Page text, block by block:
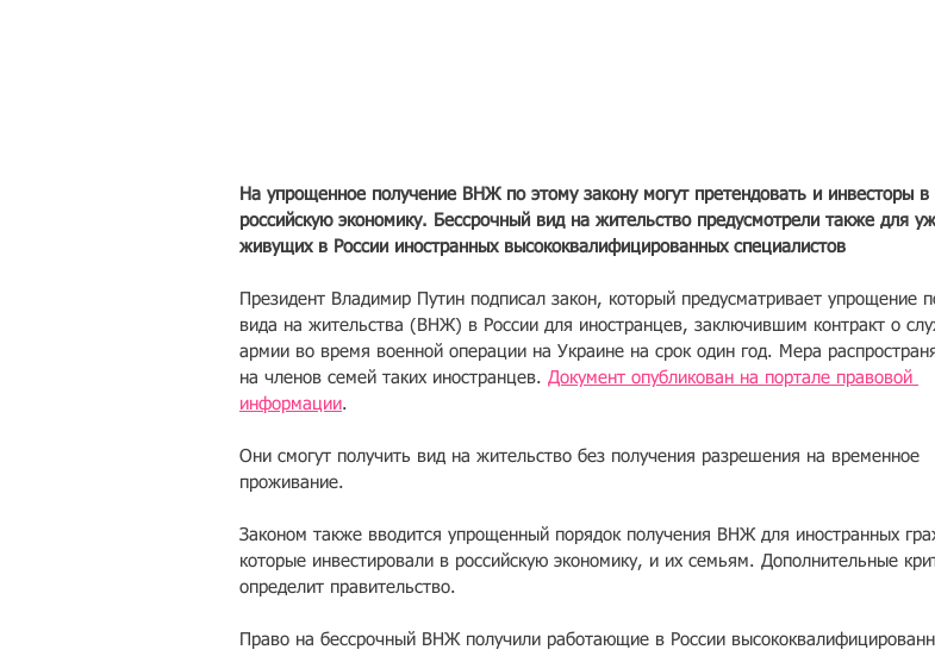
На упрощенное получение ВНЖ по этому закону могут претендовать и инвесторы в
российскую экономику. Бессрочный вид на жительство предусмотрели также для
живущих в России иностранных высококвалифицированных специалистов
Президент Владимир Путин подписал закон, который предусматривает упрощение
вида на жительства (ВНЖ) в России для иностранцев, заключившим контракт о
армии во время военной операции на Украине на срок один год. Мера
на членов семей таких иностранцев. Документ опубликован на портале правовой
информации.
Они смогут получить вид на жительство без получения разрешения на временное
проживание.
Законом также вводится упрощенный порядок получения ВНЖ для иностранных
которые инвестировали в российскую экономику, и их семьям. Дополнительные
определит правительство.
Право на бессрочный ВНЖ получили работающие в России